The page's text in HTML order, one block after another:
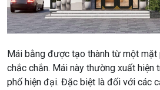
Mái bằng được tạo thành từ một
chắc chắn. Mái này thường xuất hiện
phố hiện đại. Đặc biệt là đối với các